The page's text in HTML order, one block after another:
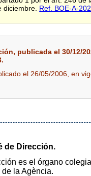
diciembre. Ref. BOE-A-
publicada el 30/12/
el 26/05/2006, en
de Dirección.
es el órgano
la Agència.